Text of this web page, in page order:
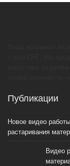
Публикации
Новое видео
растаривания
Видео